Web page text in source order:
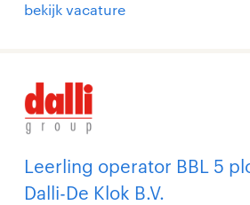
bekijk vacature
Leerling operator BBL 5
Dalli-De Klok B.V.